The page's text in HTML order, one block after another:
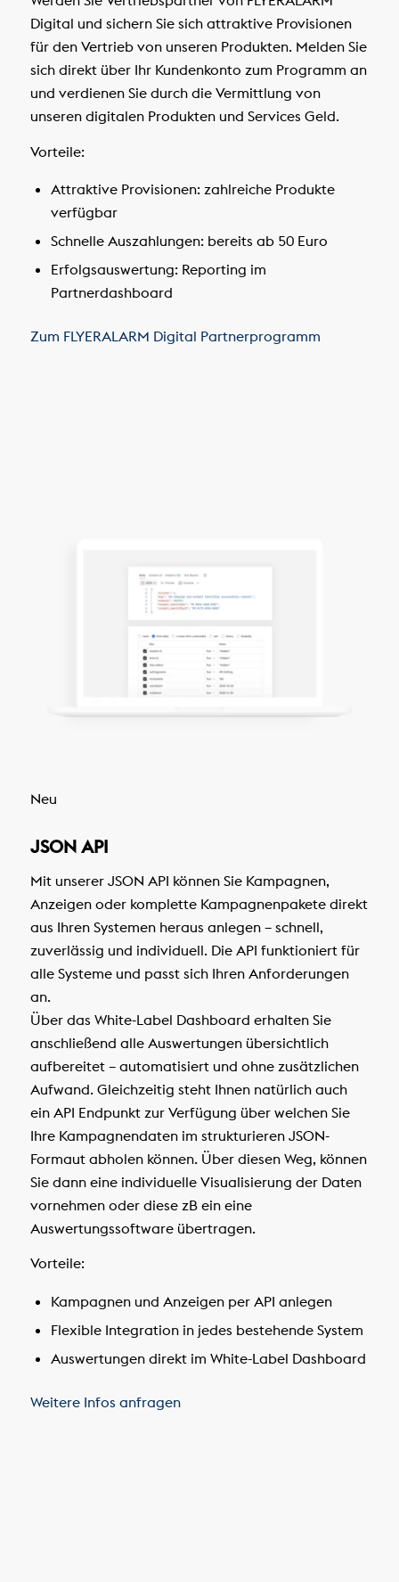
Digital und sichern Sie sich attraktive Provisionen
für den Vertrieb von unseren Produkten. Melden Sie
sich direkt über Ihr Kundenkonto zum Programm an
und verdienen Sie durch die Vermittlung von
unseren digitalen Produkten und Services Geld.
Vorteile:
Attraktive Provisionen: zahlreiche Produkte
verfügbar
Schnelle Auszahlungen: bereits ab 50 Euro
Erfolgsauswertung: Reporting im
Partnerdashboard
Zum FLYERALARM Digital Partnerprogramm
Neu
JSON API
Mit unserer JSON API können Sie Kampagnen,
Anzeigen oder komplette Kampagnenpakete direkt
aus Ihren Systemen heraus anlegen – schnell,
zuverlässig und individuell. Die API funktioniert für
alle Systeme und passt sich Ihren Anforderungen
an.
Über das White-Label Dashboard erhalten Sie
anschließend alle Auswertungen übersichtlich
aufbereitet – automatisiert und ohne zusätzlichen
Aufwand. Gleichzeitig steht Ihnen natürlich auch
ein API Endpunkt zur Verfügung über welchen Sie
Ihre Kampagnendaten im strukturieren JSON-
Formaut abholen können. Über diesen Weg, können
Sie dann eine individuelle Visualisierung der Daten
vornehmen oder diese zB ein eine
Auswertungssoftware übertragen.
Vorteile:
Kampagnen und Anzeigen per API anlegen
Flexible Integration in jedes bestehende System
Auswertungen direkt im White-Label Dashboard
Weitere Infos anfragen